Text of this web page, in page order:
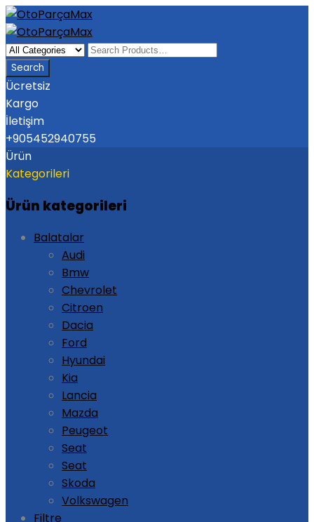
Ücretsiz
Kargo
İletişim
+905452940755
Ürün
Kategorileri
Ürün kategorileri
Balatalar
Audi
Bmw
Chevrolet
Citroen
Dacia
Ford
Hyundai
Kia
Lancia
Mazda
Peugeot
Seat
Seat
Skoda
Volkswagen
Filtre